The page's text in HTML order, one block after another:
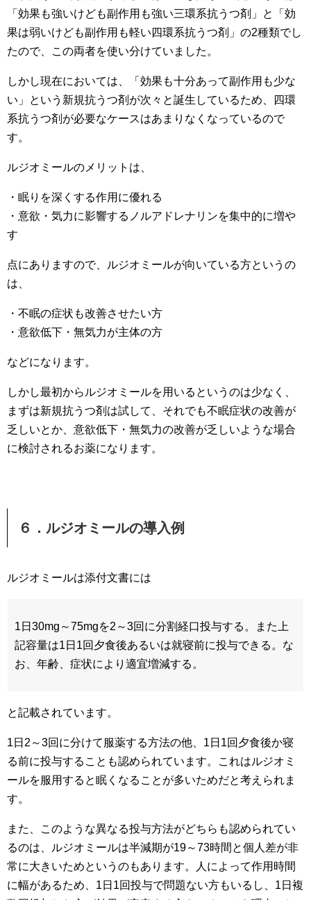
「効果も強いけども副作用も強い三環系抗うつ剤」と「効
果は弱いけども副作用も軽い四環系抗うつ剤」の2種類でし
たので、この両者を使い分けていました。
しかし現在においては、「効果も十分あって副作用も少な
い」という新規抗うつ剤が次々と誕生しているため、四環
系抗うつ剤が必要なケースはあまりなくなっているので
す。
ルジオミールのメリットは、
・眠りを深くする作用に優れる
・意欲・気力に影響するノルアドレナリンを集中的に増や
す
点にありますので、ルジオミールが向いている方というの
は、
・不眠の症状も改善させたい方
・意欲低下・無気力が主体の方
などになります。
しかし最初からルジオミールを用いるというのは少なく、
まずは新規抗うつ剤は試して、それでも不眠症状の改善が
乏しいとか、意欲低下・無気力の改善が乏しいような場合
に検討されるお薬になります。
６．ルジオミールの導入例
ルジオミールは添付文書には
1日30mg～75mgを2～3回に分割経口投与する。また上
記容量は1日1回夕食後あるいは就寝前に投与できる。な
お、年齢、症状により適宜増減する。
と記載されています。
1日2～3回に分けて服薬する方法の他、1日1回夕食後か寝
る前に投与することも認められています。これはルジオミ
ールを服用すると眠くなることが多いためだと考えられま
す。
また、このような異なる投与方法がどちらも認められてい
るのは、ルジオミールは半減期が19～73時間と個人差が非
常に大きいためというのもあります。人によって作用時間
に幅があるため、1日1回投与で問題ない方もいるし、1日複